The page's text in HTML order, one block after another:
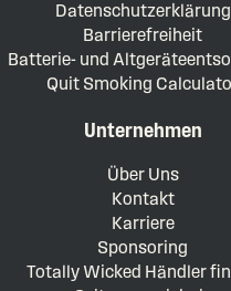
Datenschutzerklärung
Barrierefreiheit
Batterie- und
Quit Smoking
Unternehmen
Über Uns
Kontakt
Karriere
Sponsoring
Totally Wicked Händler